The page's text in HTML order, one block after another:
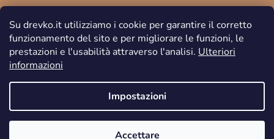
Su drevko.it utilizziamo i cookie per garantire il corretto
funzionamento del sito e per migliorare le funzioni, le
prestazioni e l'usabilità attraverso l'analisi. Ulteriori
informazioni
Impostazioni
Accettare